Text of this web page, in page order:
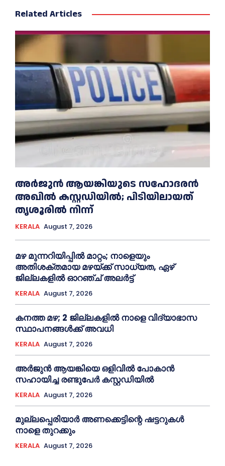
Related Articles
അര്‍ജുന്‍ ആയങ്കിയുടെ സഹോദരന്‍
അഖില്‍ കസ്റ്റഡിയില്‍; പിടിയിലായത്
തൃശൂരില്‍ നിന്ന്
KERALA August 7, 2026
മഴ മുന്നറിയിപ്പിൽ മാറ്റം; നാളെയും
അതിശക്തമായ മഴയ്ക്ക് സാധ്യത, ഏഴ്
ജില്ലകളിൽ ഓറഞ്ച് അലർട്ട്
KERALA August 7, 2026
കനത്ത മഴ; 2 ജില്ലകളില്‍ നാളെ വിദ്യാഭാസ
സ്ഥാപനങ്ങള്‍ക്ക് അവധി
KERALA August 7, 2026
അര്‍ജുന്‍ ആയങ്കിയെ ഒളിവില്‍ പോകാന്‍
സഹായിച്ച രണ്ടുപേര്‍ കസ്റ്റഡിയില്‍
KERALA August 7, 2026
മുല്ലപ്പെരിയാര്‍ അണക്കെട്ടിന്റെ ഷട്ടറുകള്‍
നാളെ തുറക്കും
KERALA August 7, 2026